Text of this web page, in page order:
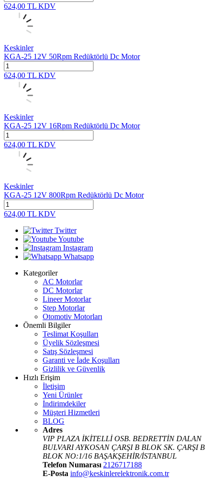
624,00 TL KDV
Keskinler
KGA-25 12V 50Rpm Redüktörlü Dc Motor
624,00 TL KDV
Keskinler
KGA-25 12V 16Rpm Redüktörlü Dc Motor
624,00 TL KDV
Keskinler
KGA-25 12V 800Rpm Redüktörlü Dc Motor
624,00 TL KDV
Twitter
Youtube
Instagram
Whatsapp
Kategoriler
AC Motorlar
DC Motorlar
Lineer Motorlar
Step Motorlar
Otomotiv Motorları
Önemli Bilgiler
Teslimat Koşulları
Üyelik Sözleşmesi
Satış Sözleşmesi
Garanti ve İade Koşulları
Gizlilik ve Güvenlik
Hızlı Erişim
İletişim
Yeni Ürünler
İndirimdekiler
Müşteri Hizmetleri
BLOG
Adres
VIP PLAZA İKİTELLİ OSB. BEDRETTİN DALAN
BULVARI AYKOSAN ÇARŞI B BLOK SK. ÇARŞI B
BLOK NO:1/16 BAŞAKŞEHİR/İSTANBUL
Telefon Numarası 2126717188
E-Posta info@keskinlerelektronik.com.tr